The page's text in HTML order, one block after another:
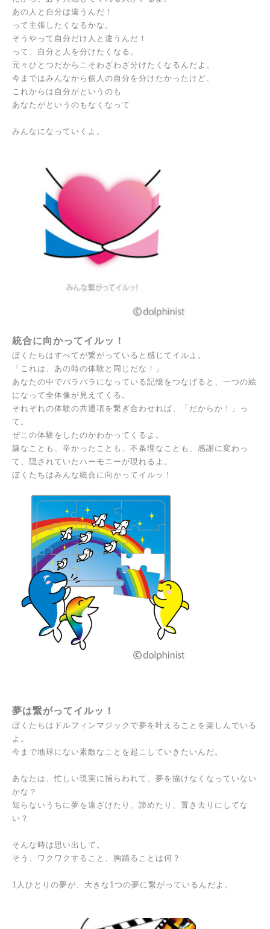
あの人と自分は違うんだ！
って主張したくなるかな。
そうやって自分だけ 人と違うんだ！
って、自分と人を分けたくなる。
元々ひとつだからこそわざわざ分けたくなるんだよ。
今まではみんなから 個人の自分を分けたかったけど、
これからは 自分がというのも
あなたがというのもなくなって
みんなになっていくよ。
統合に向かってイルッ！
ぼくたちはすべてが繋がっていると感じてイルよ。
「これは、あの時の体験と同じだな！」
あなたの中でバラバラになっている記憶をつなげると、一つの絵
になって全体像が見えてくる。
それぞれの体験の共通項を繋ぎ合わせれば、「だからか！」っ
て。
ぜこの体験をしたのかわかってくるよ。
嫌なことも、辛かったことも、不条理なことも、感謝に変わっ
て、隠されていたハーモニーが現れるよ。
ぼくたちはみんな統合に向かってイルッ！
夢は繋がってイルッ！
ぼくたちはドルフィンマジックで夢を叶えることを楽しんでいる
よ。
今まで地球にない素敵なことを起こしていきたいんだ。
あなたは、忙しい現実に捕らわれて、夢を描けなくなっていない
かな？
知らないうちに夢を遠ざけたり、諦めたり、置き去りにしてな
い？
そんな時は思い出して。
そう、ワクワクすること、胸踊ることは何？
1人ひとりの夢が、大きな1つの夢に繋がっているんだよ。